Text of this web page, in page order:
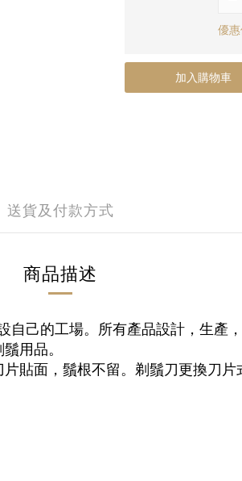
優
加入購物車
送貨及付款方式
商品描述
己的工場。所有產品設計，生產
用品。
貼面，鬚根不留。剃鬚刀更換刀